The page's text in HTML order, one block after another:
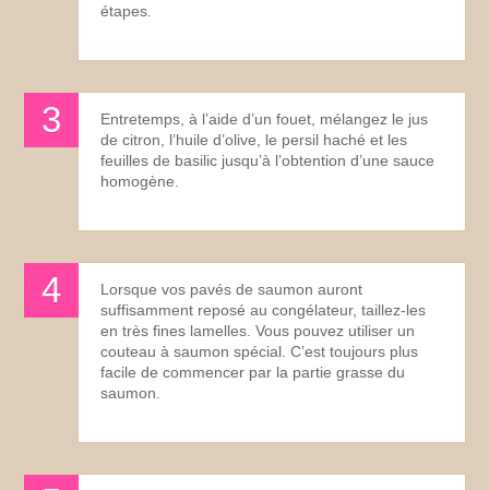
étapes.
Entretemps, à l’aide d’un fouet, mélangez le jus
de citron, l’huile d’olive, le persil haché et les
feuilles de basilic jusqu’à l’obtention d’une sauce
homogène.
Lorsque vos pavés de saumon auront
suffisamment reposé au congélateur, taillez-les
en très fines lamelles. Vous pouvez utiliser un
couteau à saumon spécial. C’est toujours plus
facile de commencer par la partie grasse du
saumon.